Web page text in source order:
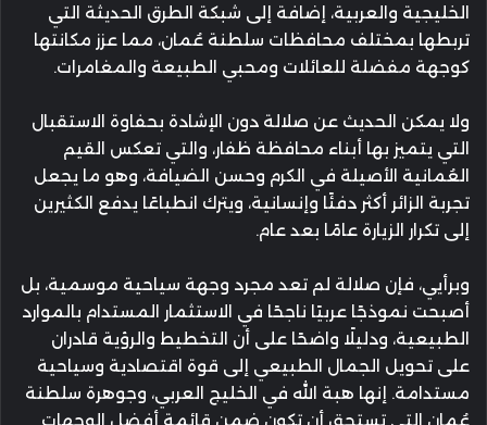
الخليجية والعربية، إضافة إلى شبكة الطرق الحديثة التي
تربطها بمختلف محافظات سلطنة عُمان، مما عزز مكانتها
كوجهة مفضلة للعائلات ومحبي الطبيعة والمغامرات.
ولا يمكن الحديث عن صلالة دون الإشادة بحفاوة الاستقبال
التي يتميز بها أبناء محافظة ظفار، والتي تعكس القيم
العُمانية الأصيلة في الكرم وحسن الضيافة، وهو ما يجعل
تجربة الزائر أكثر دفئًا وإنسانية، ويترك انطباعًا يدفع الكثيرين
إلى تكرار الزيارة عامًا بعد عام.
وبرأيي، فإن صلالة لم تعد مجرد وجهة سياحية موسمية، بل
أصبحت نموذجًا عربيًا ناجحًا في الاستثمار المستدام بالموارد
الطبيعية، ودليلًا واضحًا على أن التخطيط والرؤية قادران
على تحويل الجمال الطبيعي إلى قوة اقتصادية وسياحية
مستدامة. إنها هبة الله في الخليج العربي، وجوهرة سلطنة
عُمان التي تستحق أن تكون ضمن قائمة أفضل الوجهات